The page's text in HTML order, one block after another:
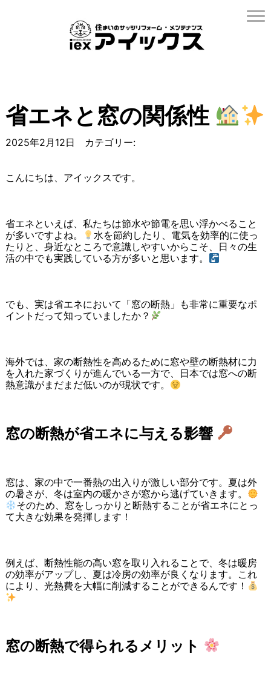
省エネと窓の関係性
2025年2月12日 カテゴリー:
こんにちは、アイックスです。
省エネといえば、私たちは節水や節電を思い浮かべること
が多いですよね。
水を節約したり、電気を効率的に使っ
たりと、身近なところで意識しやすいからこそ、日々の生
活の中でも実践している方が多いと思います。
でも、実は省エネにおいて「窓の断熱」も非常に重要なポ
イントだって知っていましたか？
海外では、家の断熱性を高めるために窓や壁の断熱材に力
を入れた家づくりが進んでいる一方で、日本では窓への断
熱意識がまだまだ低いのが現状です。
窓の断熱が省エネに与える影響
窓は、家の中で一番熱の出入りが激しい部分です。夏は外
の暑さが、冬は室内の暖かさが窓から逃げていきます。
そのため、窓をしっかりと断熱することが省エネにとっ
て大きな効果を発揮します！
例えば、断熱性能の高い窓を取り入れることで、冬は暖房
の効率がアップし、夏は冷房の効率が良くなります。これ
により、光熱費を大幅に削減することができるんです！
窓の断熱で得られるメリット